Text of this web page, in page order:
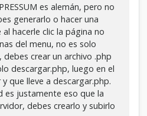
es alemán, pero no
generarlo o hacer una
hacerle clic la página no
del menu, no es solo
crear un archivo .php
descargar.php, luego en el
que lleve a descargar.php.
es justamente eso que la
debes crearlo y subirlo